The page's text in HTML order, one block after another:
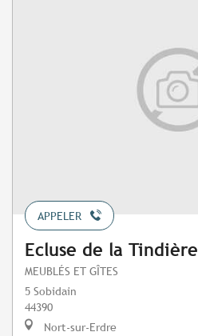
APPELER
Ecluse de la Tindière
MEUBLÉS ET GÎTES
5 Sobidain
44390
Nort-sur-Erdre